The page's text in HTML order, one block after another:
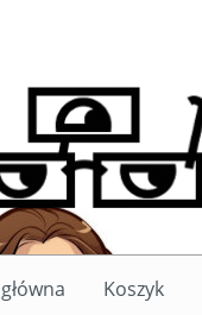
Koszyk